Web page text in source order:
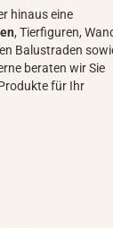
hinaus eine
, Tierfiguren,
Balustraden
beraten wir Sie
für Ihr